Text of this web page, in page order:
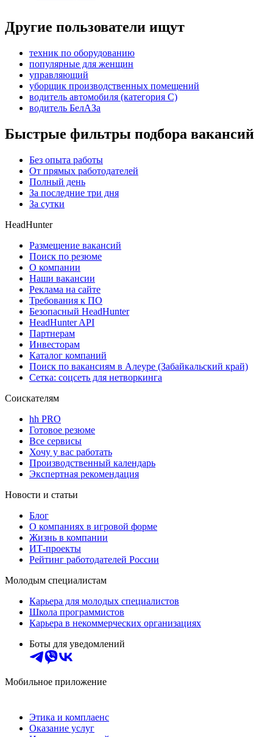
Другие пользователи ищут
техник по оборудованию
популярные для женщин
управляющий
уборщик производственных помещений
водитель автомобиля (категория C)
водитель БелАЗа
Быстрые фильтры подбора вакансий
Без опыта работы
От прямых работодателей
Полный день
За последние три дня
За сутки
HeadHunter
Размещение вакансий
Поиск по резюме
О компании
Наши вакансии
Реклама на сайте
Требования к ПО
Безопасный HeadHunter
HeadHunter API
Партнерам
Инвесторам
Каталог компаний
Поиск по вакансиям в Алеуре (Забайкальский край)
Сетка: соцсеть для нетворкинга
Соискателям
hh PRO
Готовое резюме
Все сервисы
Хочу у вас работать
Производственный календарь
Экспертная рекомендация
Новости и статьи
Блог
О компаниях в игровой форме
Жизнь в компании
ИТ-проекты
Рейтинг работодателей России
Молодым специалистам
Карьера для молодых специалистов
Школа программистов
Карьера в некоммерческих организациях
Боты для уведомлений
Мобильное приложение
Этика и комплаенс
Оказание услуг